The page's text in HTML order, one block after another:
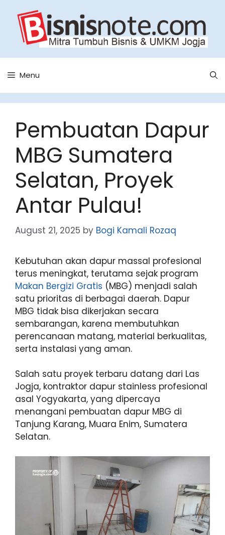
content
Menu
Pembuatan Dapur
MBG Sumatera
Selatan, Proyek
Antar Pulau!
August 21, 2025 by Bogi Kamali Rozaq
Kebutuhan akan dapur massal profesional
terus meningkat, terutama sejak program
Makan Bergizi Gratis (MBG) menjadi salah
satu prioritas di berbagai daerah. Dapur
MBG tidak bisa dikerjakan secara
sembarangan, karena membutuhkan
perencanaan matang, material berkualitas,
serta instalasi yang aman.
Salah satu proyek terbaru datang dari Las
Jogja, kontraktor dapur stainless profesional
asal Yogyakarta, yang dipercaya
menangani pembuatan dapur MBG di
Tanjung Karang, Muara Enim, Sumatera
Selatan.